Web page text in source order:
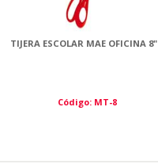
TIJERA ESCOLAR MAE OFICINA 8"
Código: MT-8